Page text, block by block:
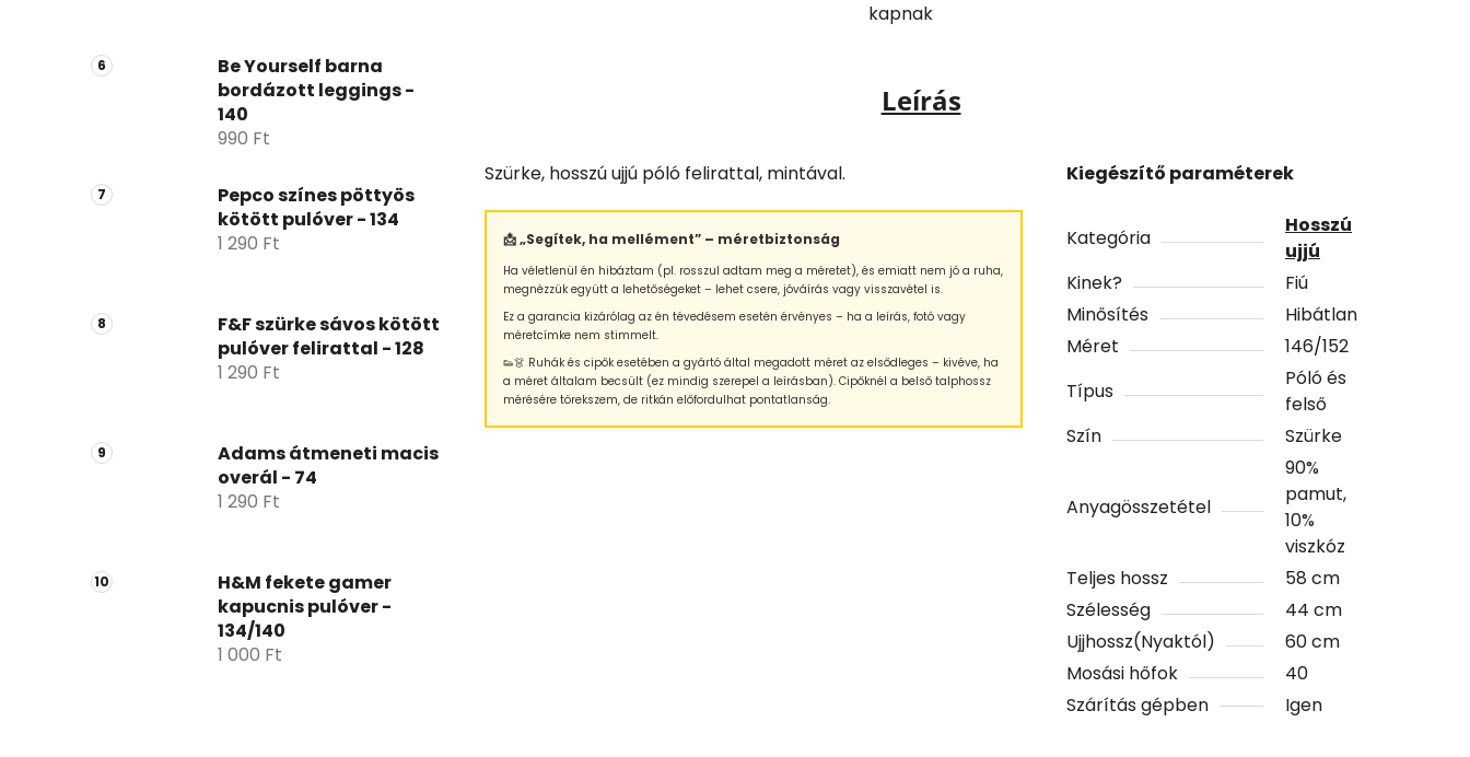
Be Yourself barna
bordázott leggings -
140
990 Ft
Pepco színes pöttyös
kötött pulóver - 134
1 290 Ft
F&F szürke sávos kötött
pulóver felirattal - 128
1 290 Ft
Adams átmeneti macis
overál - 74
1 290 Ft
H&M fekete gamer
kapucnis pulóver -
134/140
1 000 Ft
kapnak
Leírás
Szürke, hosszú ujjú póló felirattal, mintával.
📩 „Segítek, ha mellément” – méretbiztonság
Ha véletlenül én hibáztam (pl. rosszul adtam meg a méretet), és emiatt nem jó a ruha,
megnézzük együtt a lehetőségeket – lehet csere, jóváírás vagy visszavétel is.
Ez a garancia kizárólag az én tévedésem esetén érvényes – ha a leírás, fotó vagy
méretcímke nem stimmelt.
👟👗 Ruhák és cipők esetében a gyártó által megadott méret az elsődleges – kivéve, ha
a méret általam becsült (ez mindig szerepel a leírásban). Cipőknél a belső talphossz
mérésére törekszem, de ritkán előfordulhat pontatlanság.
Kiegészítő paraméterek
Kategória
Hosszú
ujjú
Kinek?
Fiú
Minősítés
Hibátlan
Méret
146/152
Típus
Póló és
felső
Szín
Szürke
Anyagösszetétel
90%
pamut,
10%
viszkóz
Teljes hossz
58 cm
Szélesség
44 cm
Ujjhossz(Nyaktól)
60 cm
Mosási hőfok
40
Szárítás gépben
Igen